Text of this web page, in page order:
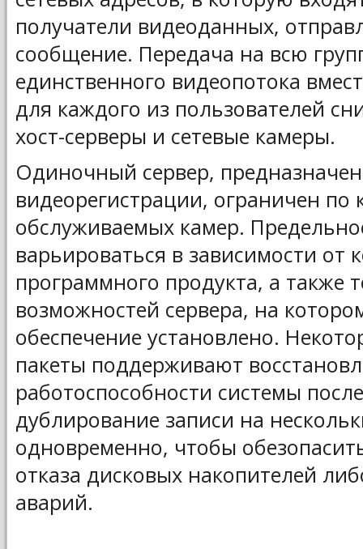
получатели видеоданных,
сообщение. Передача на всю
единственного видеопотока
для каждого из пользователей
хост-серверы и сетевые камеры.
Одиночный сервер,
видеорегистрации, ограничен по
обслуживаемых камер.
варьироваться в зависимости от
программного продукта, а также
возможностей сервера, на
обеспечение установлено.
пакеты поддерживают
работоспособности системы
дублирование записи на
одновременно, чтобы
отказа дисковых накопителей
аварий.